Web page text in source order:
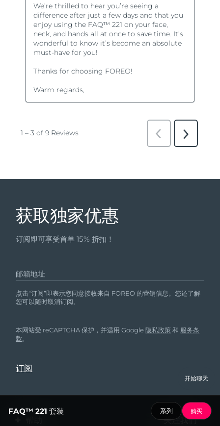
获取独家优惠
订阅即可享受首单 15% 折扣！
邮箱地址
点击“订阅”即表示您同意接收来自 FOREO 的营销信息。您还了解
您可以随时取消订阅。
本网站受 reCAPTCHA 保护，并适用 Google隐私政策 和 服务条
款。
关注我们
开始聊天
FAQ™ 221 套装 系列 购买